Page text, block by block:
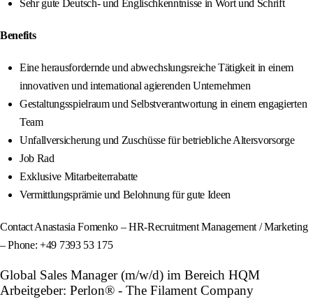
Sehr gute Deutsch‑ und Englischkenntnisse in Wort und Schrift
Benefits
Eine herausfordernde und abwechslungsreiche Tätigkeit in einem
innovativen und international agierenden Unternehmen
Gestaltungsspielraum und Selbstverantwortung in einem engagierten
Team
Unfallversicherung und Zuschüsse für betriebliche Altersvorsorge
Job Rad
Exklusive Mitarbeiterrabatte
Vermittlungsprämie und Belohnung für gute Ideen
Contact Anastasia Fomenko – HR‑Recruitment Management / Marketing
– Phone: +49 7393 53 175
Global Sales Manager (m/w/d) im Bereich HQM
Arbeitgeber: Perlon® - The Filament Company